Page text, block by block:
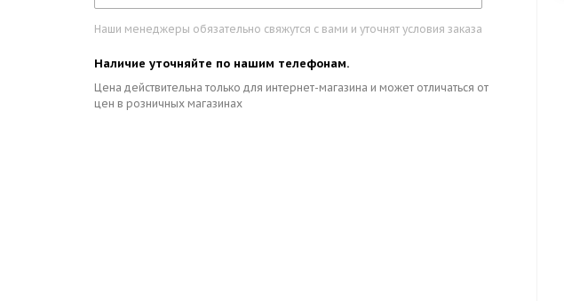
Наши менеджеры обязательно свяжутся с вами и уточнят условия заказа
Наличие уточняйте по нашим телефонам.
Цена действительна только для интернет-магазина и может отличаться от
цен в розничных магазинах